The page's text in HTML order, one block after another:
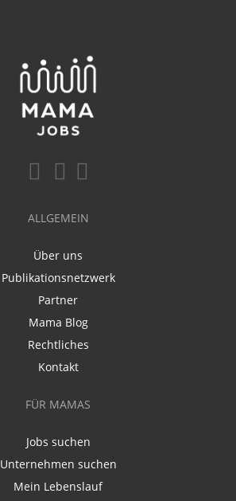
ALLGEMEIN
Über uns
Publikationsnetzwerk
Partner
Mama Blog
Rechtliches
Kontakt
FÜR MAMAS
Jobs suchen
Unternehmen suchen
Mein Lebenslauf